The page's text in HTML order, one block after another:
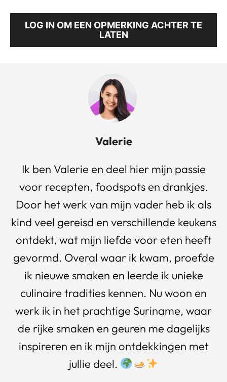
LOG IN OM EEN OPMERKING ACHTER TE
LATEN
Valerie
Ik ben Valerie en deel hier mijn passie
voor recepten, foodspots en drankjes.
Door het werk van mijn vader heb ik als
kind veel gereisd en verschillende keukens
ontdekt, wat mijn liefde voor eten heeft
gevormd. Overal waar ik kwam, proefde
ik nieuwe smaken en leerde ik unieke
culinaire tradities kennen. Nu woon en
werk ik in het prachtige Suriname, waar
de rijke smaken en geuren me dagelijks
inspireren en ik mijn ontdekkingen met
jullie deel.